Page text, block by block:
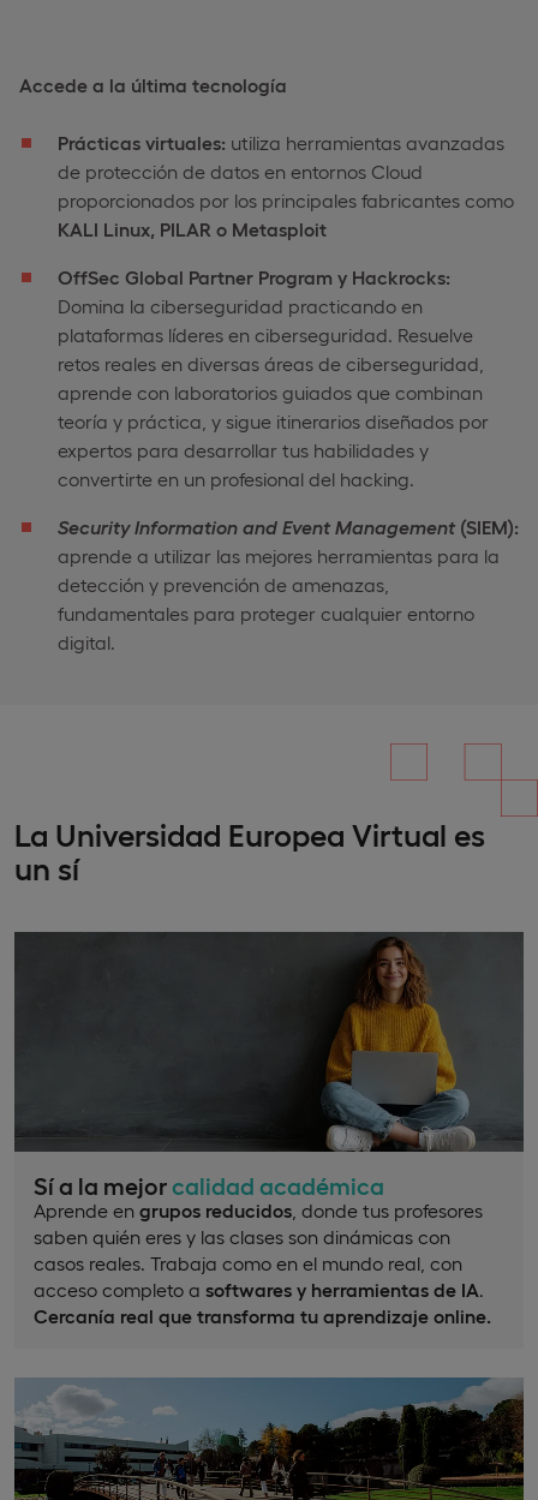
Accede a la última tecnología
Prácticas virtuales: utiliza herramientas avanzadas
de protección de datos en entornos Cloud
proporcionados por los principales fabricantes como
KALI Linux, PILAR o Metasploit
OffSec Global Partner Program y Hackrocks:
Domina la ciberseguridad practicando en
plataformas líderes en ciberseguridad. Resuelve
retos reales en diversas áreas de ciberseguridad,
aprende con laboratorios guiados que combinan
teoría y práctica, y sigue itinerarios diseñados por
expertos para desarrollar tus habilidades y
convertirte en un profesional del hacking.
Security Information and Event Management (SIEM):
aprende a utilizar las mejores herramientas para la
detección y prevención de amenazas,
fundamentales para proteger cualquier entorno
digital.
La Universidad Europea Virtual es
un sí
Sí a la mejorcalidad académica
Aprende en grupos reducidos , donde tus profesores
saben quién eres y las clases son dinámicas con
casos reales. Trabaja como en el mundo real, con
acceso completo a softwares y herramientas de IA.
Cercanía real que transforma tu aprendizaje online.